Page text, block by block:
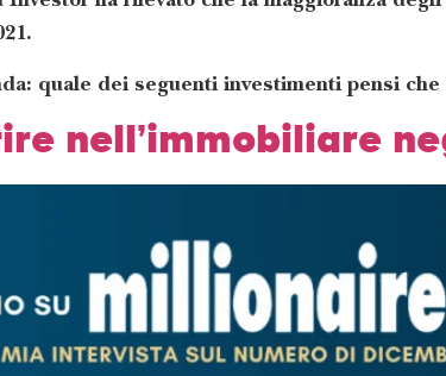
quale dei seguenti investimenti pensi
nell’immobiliare